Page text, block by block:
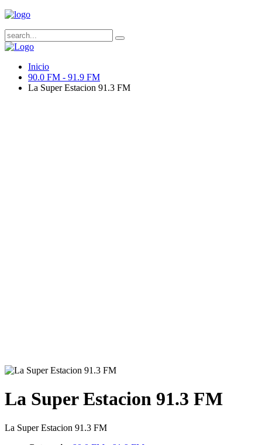
Inicio
90.0 FM - 91.9 FM
La Super Estacion 91.3 FM
La Super Estacion 91.3 FM
La Super Estacion 91.3 FM